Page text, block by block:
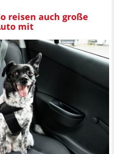
reisen auch große
mit